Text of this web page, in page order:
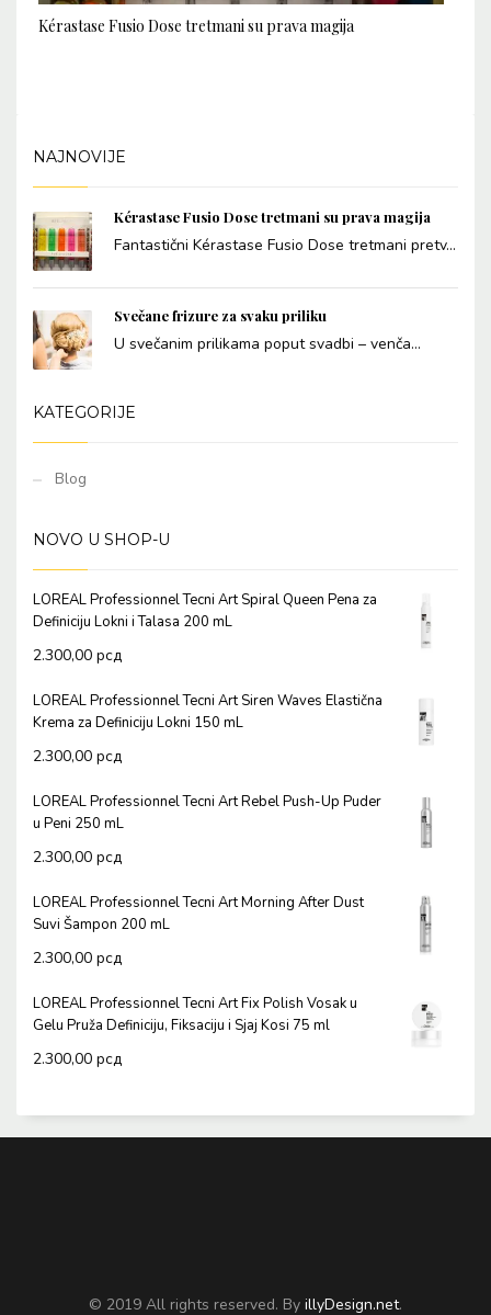
Kérastase Fusio Dose tretmani su prava magija
NAJNOVIJE
Kérastase Fusio Dose tretmani su prava magija
Fantastični Kérastase Fusio Dose tretmani pretv...
Svečane frizure za svaku priliku
U svečanim prilikama poput svadbi – venča...
KATEGORIJE
Blog
NOVO U SHOP-U
LOREAL Professionnel Tecni Art Spiral Queen Pena za
Definiciju Lokni i Talasa 200 mL
2.300,00 рсд
LOREAL Professionnel Tecni Art Siren Waves Elastična
Krema za Definiciju Lokni 150 mL
2.300,00 рсд
LOREAL Professionnel Tecni Art Rebel Push-Up Puder
u Peni 250 mL
2.300,00 рсд
LOREAL Professionnel Tecni Art Morning After Dust
Suvi Šampon 200 mL
2.300,00 рсд
LOREAL Professionnel Tecni Art Fix Polish Vosak u
Gelu Pruža Definiciju, Fiksaciju i Sjaj Kosi 75 ml
2.300,00 рсд
© 2019 All rights reserved. By illyDesign.net.